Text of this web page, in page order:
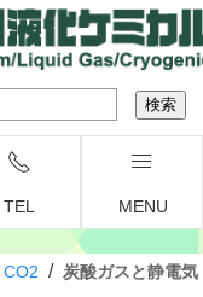
TEL MENU
CO2 / 炭酸ガスと静電気